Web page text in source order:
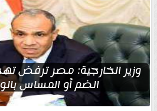
وزير الخارجية: مصر ترفض
الضم أو المساس